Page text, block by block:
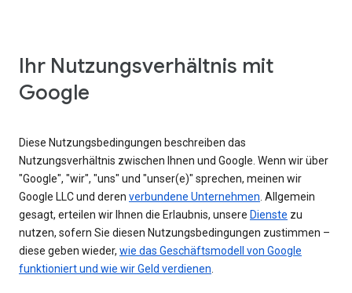
Ihr Nutzungsverhältnis mit
Google
Diese Nutzungsbedingungen beschreiben das
Nutzungsverhältnis zwischen Ihnen und Google. Wenn wir über
"Google", "wir", "uns" und "unser(e)" sprechen, meinen wir
Google LLC und deren verbundene Unternehmen . Allgemein
gesagt, erteilen wir Ihnen die Erlaubnis, unsere Dienste zu
nutzen, sofern Sie diesen Nutzungsbedingungen zustimmen –
diese geben wieder, wie das Geschäftsmodell von Google
funktioniert und wie wir Geld verdienen